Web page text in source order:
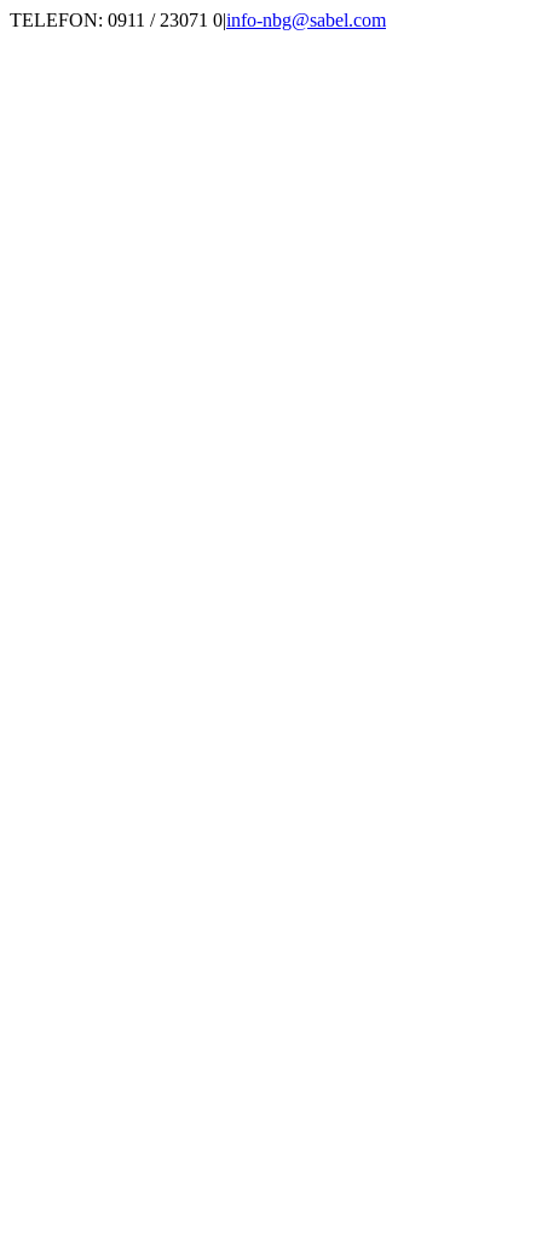
Zum
TELEFON: 0911 / 23071 0|info-nbg@sabel.com